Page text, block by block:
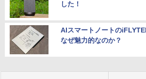
した！
AIスマートノートの
なぜ魅力的なのか？